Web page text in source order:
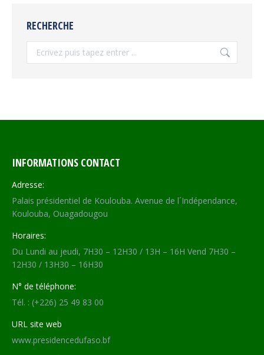
RECHERCHE
INFORMATIONS CONTACT
Adresse:
Palais présidentiel de Koulouba. Avenue de l´Indépendance,
Koulouba, Ouagadougou
Horaires:
Du Lundi au jeudi, 7H30 – 12H30 / 13H – 16H Vend 7H30 –
12H30 / 13H30 – 16H30
N° de téléphone:
Tél. : (+226) 25 49 83 00
URL site web
www.presidencedufaso.bf